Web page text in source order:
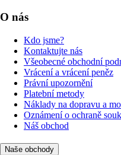
O nás
Kdo jsme?
Kontaktujte nás
Všeobecné obchodní
Vrácení a vrácení peněz
Právní upozornění
Platební metody
Náklady na dopravu a
Oznámení o ochraně
Náš obchod
Naše obchody